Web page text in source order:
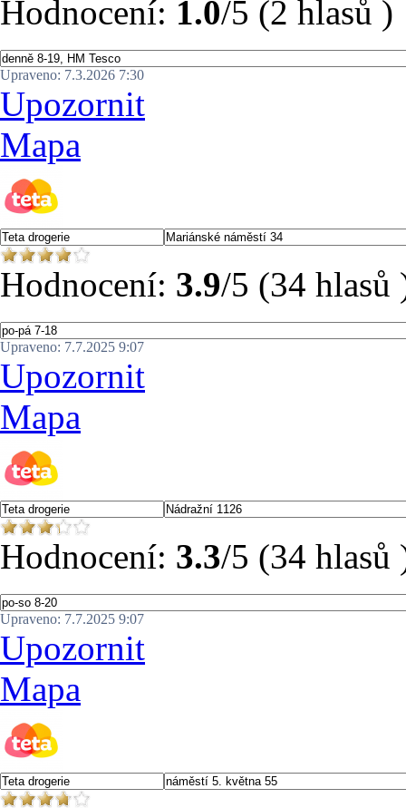
Hodnocení: 1.0/5 (2 hlasů )
Upraveno: 7.3.2026 7:30
Upozornit
Mapa
Hodnocení: 3.9/5 (34 hlasů
Upraveno: 7.7.2025 9:07
Upozornit
Mapa
Hodnocení: 3.3/5 (34 hlasů
Upraveno: 7.7.2025 9:07
Upozornit
Mapa